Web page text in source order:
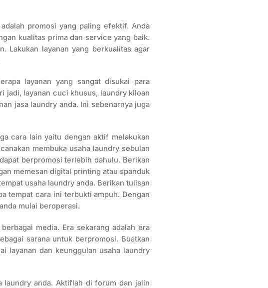
promosi yang paling efektif. Anda
kualitas prima dan service yang baik.
Lakukan layanan yang berkualitas agar
layanan yang sangat disukai para
jadi, layanan cuci khusus, laundry kiloan
jasa laundry anda. Ini sebenarnya juga
cara lain yaitu dengan aktif melakukan
membuka usaha laundry sebulan
berpromosi terlebih dahulu. Berikan
memesan digital printing atau spanduk
usaha laundry anda. Berikan tulisan
tempat cara ini terbukti ampuh. Dengan
mulai beroperasi.
media. Era sekarang adalah era
sarana untuk berpromosi. Buatkan
layanan dan keunggulan usaha laundry
laundry anda. Aktiflah di forum dan jalin